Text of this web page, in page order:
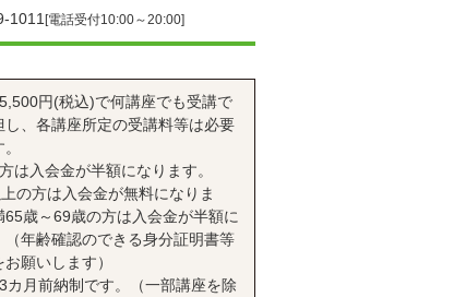
1011 [電話受付10:00～20:00]
円(税込)で何講座でも受講で
し、各講座所定の受講料等は必要
は入会金が半額になります。
の方は入会金が無料になりま
65歳～69歳の方は入会金が半額に
（年齢確認のできる身分証明書等
願いします）
カ月前納制です。（一部講座を除